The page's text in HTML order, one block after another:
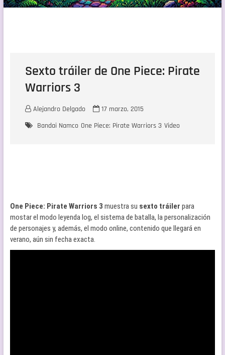
Sexto tráiler de One Piece: Pirate
Warriors 3
Alejandro Delgado
17 marzo, 2015
Bandai Namco One Piece: Pirate Warriors 3 Video
One Piece: Pirate Warriors 3 muestra su sexto tráiler para
mostar el modo leyenda log, el sistema de batalla, la personalización
de personajes y, además, el modo online, contenido que llegará en
verano, aún sin fecha exacta.